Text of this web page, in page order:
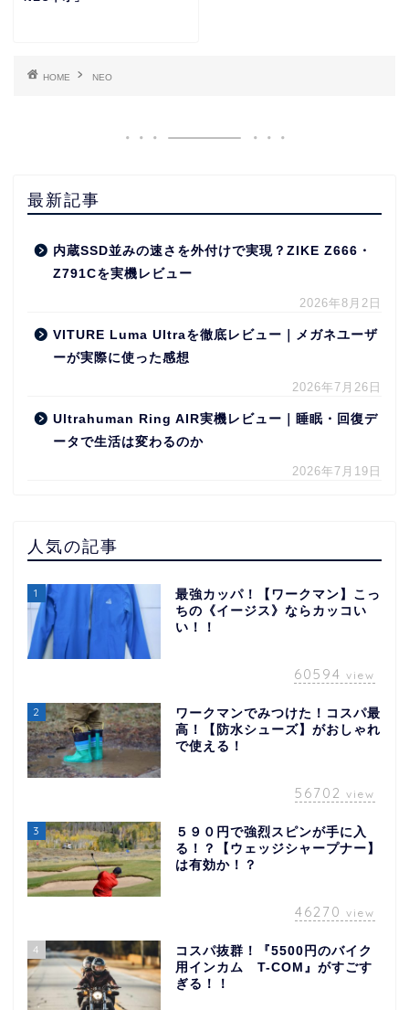
HOME NEO
最新記事
内蔵SSD並みの速さを外付けで実現？ZIKE Z666・
Z791Cを実機レビュー
2026年8月2日
VITURE Luma Ultraを徹底レビュー｜メガネユーザ
ーが実際に使った感想
2026年7月26日
Ultrahuman Ring AIR実機レビュー｜睡眠・回復デ
ータで生活は変わるのか
2026年7月19日
人気の記事
1
最強カッパ！【ワークマン】こっ
ちの《イージス》ならカッコい
い！！
60594 view
2
ワークマンでみつけた！コスパ最
高！【防水シューズ】がおしゃれ
で使える！
56702 view
3
５９０円で強烈スピンが手に入
る！？【ウェッジシャープナー】
は有効か！？
46270 view
4
コスパ抜群！『5500円のバイク
用インカム T-COM』がすごす
ぎる！！